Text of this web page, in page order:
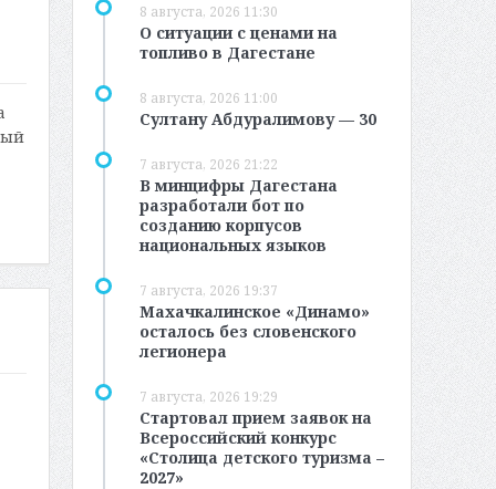
8 августа, 2026 11:30
О ситуации с ценами на
топливо в Дагестане
8 августа, 2026 11:00
Султану Абдуралимову — 30
7 августа, 2026 21:22
В минцифры Дагестана
разработали бот по
созданию корпусов
национальных языков
7 августа, 2026 19:37
Махачкалинское «Динамо»
осталось без словенского
легионера
7 августа, 2026 19:29
Стартовал прием заявок на
Всероссийский конкурс
«Столица детского туризма –
2027»